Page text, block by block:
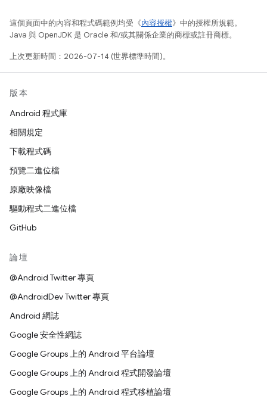
這個頁面中的內容和程式碼範例均受《內容授權》中的授權所規範。
Java 與 OpenJDK 是 Oracle 和/或其關係企業的商標或註冊商標。
上次更新時間：2026-07-14 (世界標準時間)。
版本
Android 程式庫
相關規定
下載程式碼
預覽二進位檔
原廠映像檔
驅動程式二進位檔
GitHub
論壇
@Android Twitter 專頁
@AndroidDev Twitter 專頁
Android 網誌
Google 安全性網誌
Google Groups 上的 Android 平台論壇
Google Groups 上的 Android 程式開發論壇
Google Groups 上的 Android 程式移植論壇